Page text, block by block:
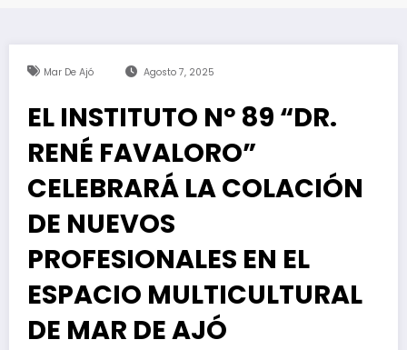
Mar De Ajó Agosto 7, 2025
EL INSTITUTO Nº 89 “DR.
RENÉ FAVALORO”
CELEBRARÁ LA COLACIÓN
DE NUEVOS
PROFESIONALES EN EL
ESPACIO MULTICULTURAL
DE MAR DE AJÓ